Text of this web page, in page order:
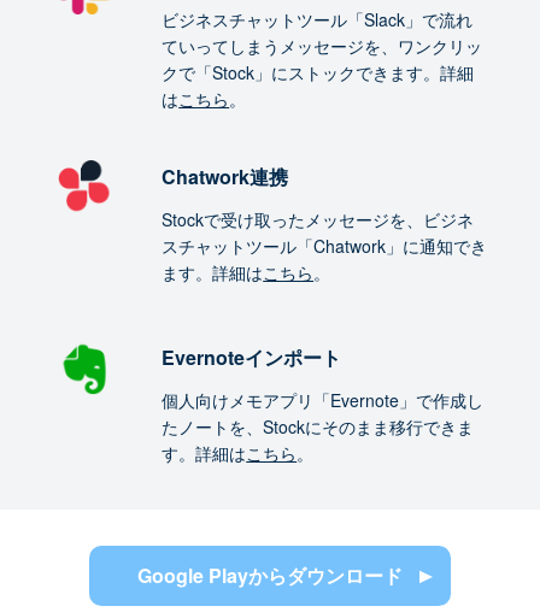
ビジネスチャットツール「Slack」で流れ
ていってしまうメッセージを、ワンクリッ
クで「Stock」にストックできます。詳細
はこちら。
Chatwork連携
Stockで受け取ったメッセージを、ビジネ
スチャットツール「Chatwork」に通知でき
ます。詳細はこちら。
Evernoteインポート
個人向けメモアプリ「Evernote」で作成し
たノートを、Stockにそのまま移行できま
す。詳細はこちら。
Google Playからダウンロード